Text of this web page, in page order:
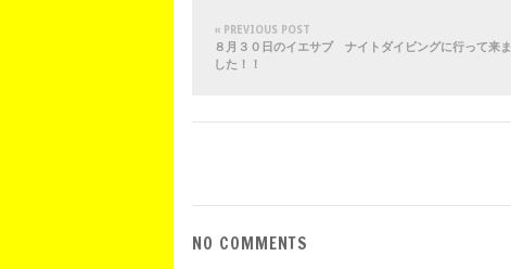
« PREVIOUS POST
８月３０日のイエサブ ナイトダイビングに行って来ま
した！！
NO COMMENTS